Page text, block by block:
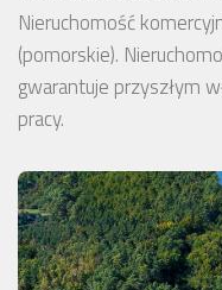
Nieruchomość
(pomorskie).
gwarantuje przyszłym
pracy.